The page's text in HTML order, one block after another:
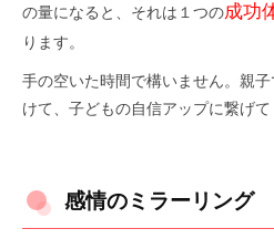
の量になると、それは１つの成功
ります。
手の空いた時間で構いません。親
けて、子どもの自信アップに繋げて
感情のミラーリング